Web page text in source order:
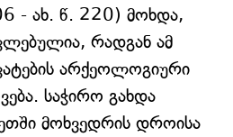
- ახ. წ. 220) მოხდა,
რადგან ამ
არქეოლოგიური
საჭირო გახდა
მოხვედრის დროისა